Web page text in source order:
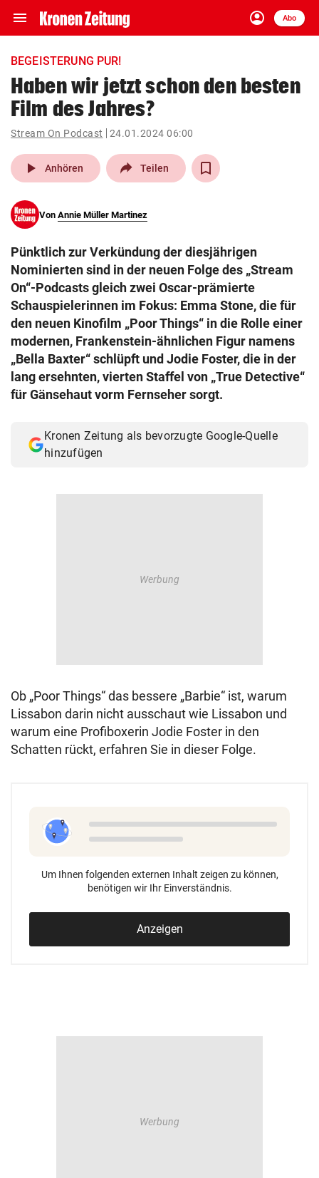
menu Navigation
ein-/ausklappen
account_circle
Anmelden
Abo
close Schließen
account_circle Anmelden
pin_drop
Wien arrow_right
search
eingeben
© Krone Multimedia GmbH & Co KG 2026
Muthgasse 2, 1190 Wien
BEGEISTERUNG PUR!
Haben wir jetzt schon den besten
Film des Jahres?
Stream On Podcast 24.01.2024 06:00
play_arrow Anhören Teilen
Von Annie Müller Martinez
Pünktlich zur Verkündung der diesjährigen
Nominierten sind in der neuen Folge des „Stream
On“-Podcasts gleich zwei Oscar-prämierte
Schauspielerinnen im Fokus: Emma Stone, die für
den neuen Kinofilm „Poor Things“ in die Rolle einer
modernen, Frankenstein-ähnlichen Figur namens
„Bella Baxter“ schlüpft und Jodie Foster, die in der
lang ersehnten, vierten Staffel von „True Detective“
für Gänsehaut vorm Fernseher sorgt.
Kronen Zeitung als bevorzugte Google-Quelle
hinzufügen
Ob „Poor Things“ das bessere „Barbie“ ist, warum
Lissabon darin nicht ausschaut wie Lissabon und
warum eine Profiboxerin Jodie Foster in den
Schatten rückt, erfahren Sie in dieser Folge.
Um Ihnen folgenden externen Inhalt zeigen zu können,
benötigen wir Ihr Einverständnis.
Anzeigen